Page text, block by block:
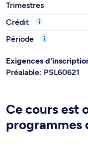
Trimestres
Crédit
Période
Exigences
Préalable: PSL60621
Ce cours est
programmes